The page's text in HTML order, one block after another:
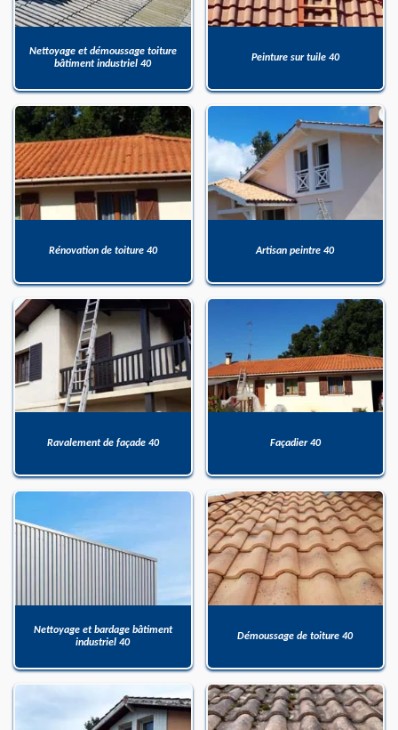
Nettoyage et démoussage toiture
bâtiment industriel 40
Peinture sur tuile 40
Rénovation de toiture 40 Artisan peintre 40
Ravalement de façade 40 Façadier 40
Nettoyage et bardage bâtiment
industriel 40
Démoussage de toiture 40